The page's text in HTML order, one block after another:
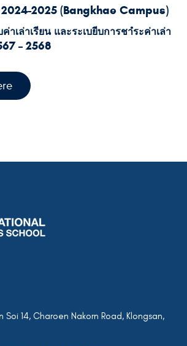
2025 (Bangkhae Campus)
าเล่าเรียน และระเบยีบการชาํระค่าเล่า
– 2568
Soi 14, Charoen Nakorn Road, Klongsan,